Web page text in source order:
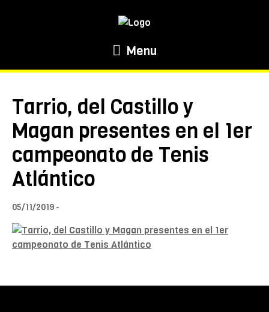
Menu
Tarrio, del Castillo y
Magan presentes en el 1er
campeonato de Tenis
Atlántico
05/11/2019